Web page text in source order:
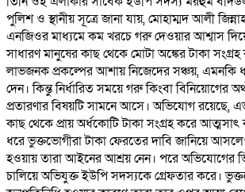
পুলিশ ও স্থানীয় সূত্রে জানা যায়, মোহাম্মদ আলী
এনজিওর মাধ্যমে কম খরচে গরু দেওয়ার আশ্বাস
সাধারণ মানুষের কাছ থেকে মোটা অঙ্কের টাকা
লাভজনক প্রকল্পের আশায় নিজেদের সঞ্চয়, এমনকি
দেন। কিন্তু নির্ধারিত সময়ে গরু কিংবা বিনিয়োগের
প্রতারণার বিষয়টি সামনে আসে। অভিযোগ রয়েছে,
কাছ থেকে প্রায় অর্ধকোটি টাকা সংগ্রহ করে আত্মসাৎ
ধরে ভুক্তভোগীরা টাকা ফেরতের দাবি জানিয়ে
হওয়ায় তারা আইনের আশ্রয় নেন। পরে অভিযোগের
চালিয়ে অভিযুক্ত ইউপি সদস্যকে গ্রেফতার করে।